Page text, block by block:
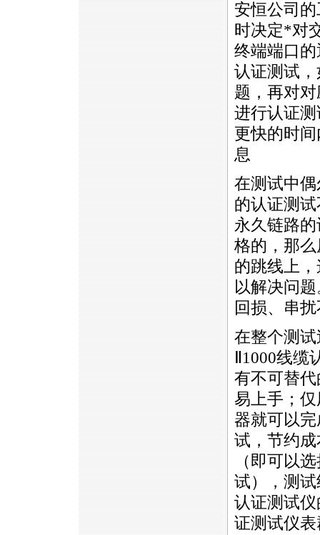
安恒公司
时决定*对
终端端口
认证测试
题，再对
进行认证
更快的时
息
在测试中
的认证测
永久链路
格的，那
的跳线上
以解决问
回损、串
在整个测
Ⅱ1000线
有不可替代
易上手；仅
器就可以
试，节约
（即可以
试），测
认证测试
证测试仪